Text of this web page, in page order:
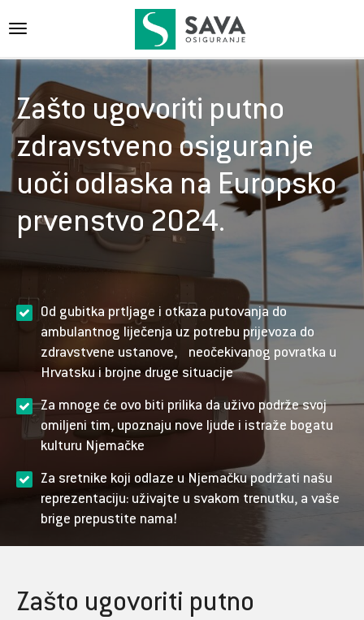
{{navigation}}
Zašto ugovoriti putno
zdravstveno osiguranje
uoči odlaska na Europsko
prvenstvo 2024.
Od gubitka prtljage i otkaza putovanja do
ambulantnog liječenja uz potrebu prijevoza do
zdravstvene ustanove, neočekivanog povratka u
Hrvatsku i brojne druge situacije
Za mnoge će ovo biti prilika da uživo podrže svoj
omiljeni tim, upoznaju nove ljude i istraže bogatu
kulturu Njemačke
Za sretnike koji odlaze u Njemačku podržati našu
reprezentaciju: uživajte u svakom trenutku, a vaše
brige prepustite nama!
Zašto ugovoriti putno